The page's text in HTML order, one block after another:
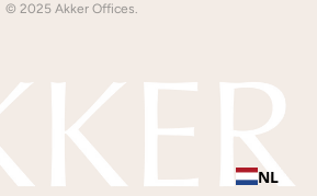
© 2025 Akker Offices.
NL